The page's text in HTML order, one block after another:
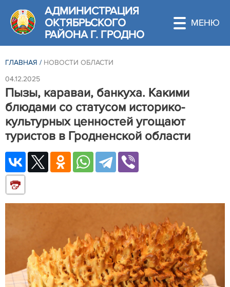
АДМИНИСТРАЦИЯ
ОКТЯБРЬСКОГО
РАЙОНА Г. ГРОДНО
ГЛАВНАЯ / НОВОСТИ ОБЛАСТИ
04.12.2025
Пызы, караваи, банкуха. Какими
блюдами со статусом историко-
культурных ценностей угощают
туристов в Гродненской области